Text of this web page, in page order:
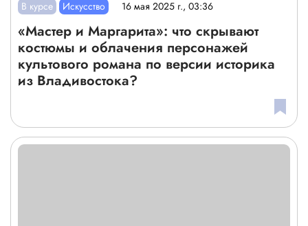
В курсе Искусство 16 мая 2025 г., 03:36
«Мастер и Маргарита»: что скрывают
костюмы и облачения персонажей
культового романа по версии историка
из Владивостока?